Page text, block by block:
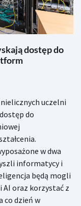
dostęp do
uczelni
do
w dwa
informatycy i
będą mogli
AI oraz korzystać z
co dzień w